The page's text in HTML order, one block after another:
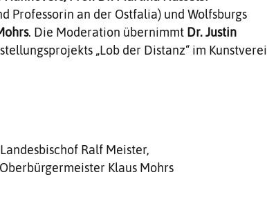
Professorin an der Ostfalia) und Wolfsburgs
. Die Moderation übernimmt Dr. Justin
„Lob der Distanz“ im
Ralf Meister,
Klaus Mohrs